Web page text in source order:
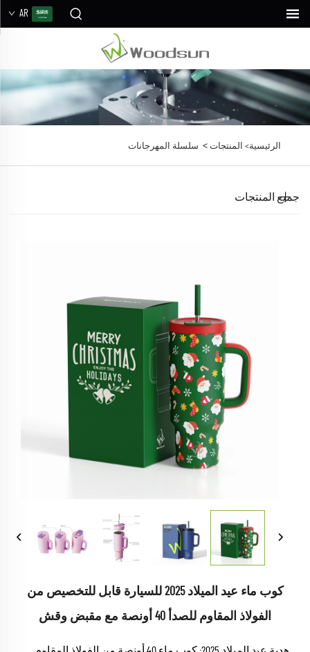
AR
الرئيسية> المنتجات> سلسلة المهرجانات
جميع المنتجات
كوب ماء عيد الميلاد 2025 للسيارة قابل للتخصيص من
الفولاذ المقاوم للصدأ 40 أونصة مع مقبض وقش